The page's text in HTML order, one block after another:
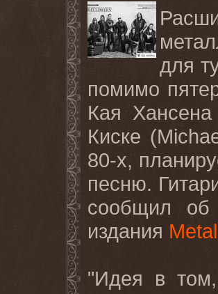
для
помимо
Кая
Киске (
80-х,
песню.
сообщил об
издания Metal
"Идея в